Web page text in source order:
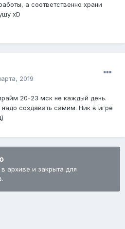
а соответственно храни
xD
2019
20-23 мск не каждый день.
создавать самим. Ник в игре
архиве и закрыта для